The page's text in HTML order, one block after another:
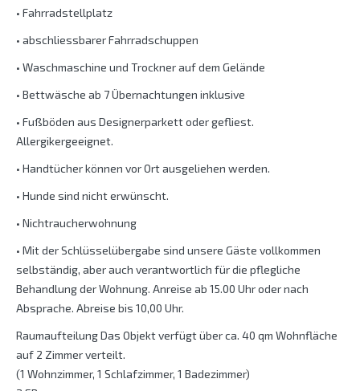
• Fahrradstellplatz
• abschliessbarer Fahrradschuppen
• Waschmaschine und Trockner auf dem Gelände
• Bettwäsche ab 7 Übernachtungen inklusive
• Fußböden aus Designerparkett oder gefliest.
Allergikergeeignet.
• Handtücher können vor Ort ausgeliehen werden.
• Hunde sind nicht erwünscht.
• Nichtraucherwohnung
• Mit der Schlüsselübergabe sind unsere Gäste vollkommen
selbständig, aber auch verantwortlich für die pflegliche
Behandlung der Wohnung. Anreise ab 15.00 Uhr oder nach
Absprache. Abreise bis 10,00 Uhr.
Raumaufteilung Das Objekt verfügt über ca. 40 qm Wohnfläche
auf 2 Zimmer verteilt.
(1 Wohnzimmer, 1 Schlafzimmer, 1 Badezimmer)